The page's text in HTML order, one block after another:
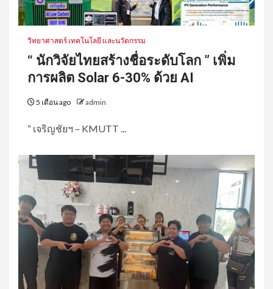
วิทยาศาสตร์ เทคโนโลยี และนวัตกรรม
“ นักวิจัยไทยสร้างชื่อระดับโลก ” เพิ่ม
การผลิต Solar 6-30% ด้วย AI
5 เดือน ago admin
“ เจริญชัยฯ – KMUTT ...